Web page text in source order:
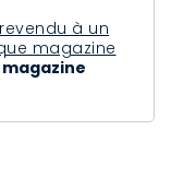
à un
magazine